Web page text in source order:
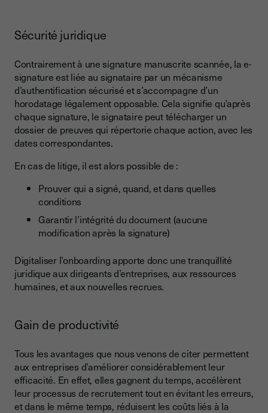
Sécurité juridique
Contrairement à une signature manuscrite scannée, la e-
signature est liée au signataire par un mécanisme
d’authentification sécurisé et s’accompagne d’un
horodatage légalement opposable. Cela signifie qu’après
chaque signature, le signataire peut télécharger un
dossier de preuves qui répertorie chaque action, avec les
dates correspondantes.
En cas de litige, il est alors possible de :
Prouver qui a signé, quand, et dans quelles
conditions
Garantir l’intégrité du document (aucune
modification après la signature)
Digitaliser l’onboarding apporte donc une tranquillité
juridique aux dirigeants d’entreprises, aux ressources
humaines, et aux nouvelles recrues.
Gain de productivité
Tous les avantages que nous venons de citer permettent
aux entreprises d’améliorer considérablement leur
efficacité. En effet, elles gagnent du temps, accélèrent
leur processus de recrutement tout en évitant les erreurs,
et dans le même temps, réduisent les coûts liés à la